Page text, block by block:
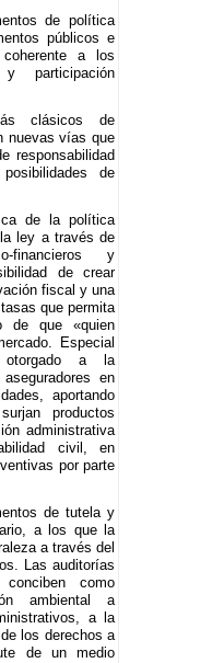
de política
públicos e
a los
participación
clásicos de
nuevas vías que
responsabilidad
de
de la política
ley a través de
financieros y
de crear
fiscal y una
que permita
de que «quien
Especial
otorgado a la
en
aportando
productos
administrativa
civil, en
por parte
de tutela y
a los que la
a través del
Las auditorías
como
ambiental a
a la
los derechos a
de un medio